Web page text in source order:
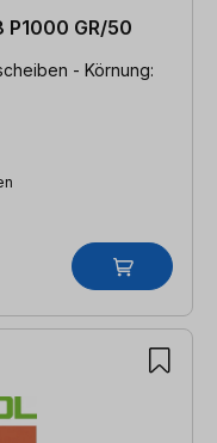
GR/50
- Körnung: